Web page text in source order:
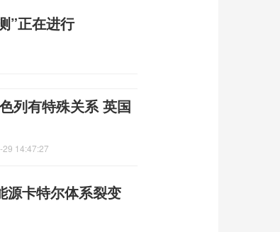
”正在进行
列有特殊关系 英国
29 14:47:27
源卡特尔体系裂变